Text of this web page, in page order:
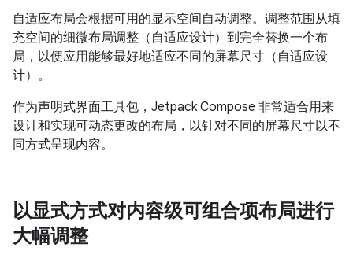
自适应布局会根据可用的显示空间自动调整。调整范围从填
充空间的细微布局调整（自适应设计）到完全替换一个布
局，以便应用能够最好地适应不同的屏幕尺寸（自适应设
计）。
作为声明式界面工具包，Jetpack Compose 非常适合用来
设计和实现可动态更改的布局，以针对不同的屏幕尺寸以不
同方式呈现内容。
以显式方式对内容级可组合项布局进行
大幅调整